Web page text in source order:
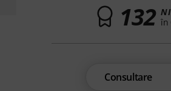
132 în
Consultare